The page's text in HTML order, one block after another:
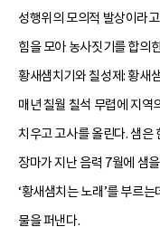
성행위의 모의적 발상이라
힘을 모아 농사짓기를 합의
황새샘치기와 칠성제: 황새
매년 칠월 칠석 무렵에 지역
치우고 고사를 올린다. 샘은
장마가 지난 음력 7월에 샘
‘황새샘치는 노래’를 부르
물을 퍼낸다.